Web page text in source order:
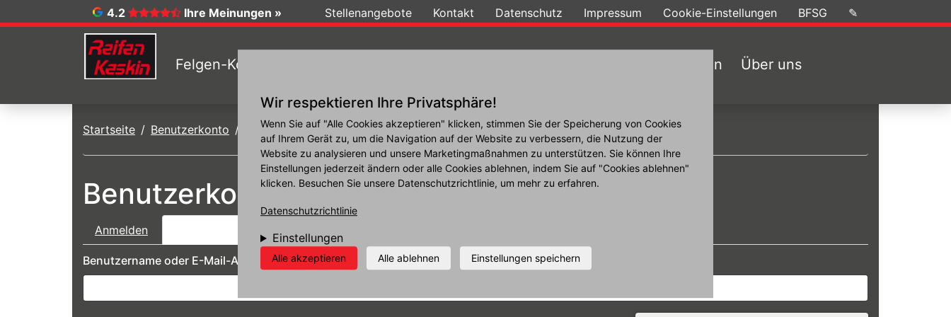
Wir respektieren Ihre Privatsphäre!
Wenn Sie auf "Alle Cookies akzeptieren" klicken, stimmen Sie der Speicherung von Cookies
auf Ihrem Gerät zu, um die Navigation auf der Website zu verbessern, die Nutzung der
Website zu analysieren und unsere Marketingmaßnahmen zu unterstützen. Sie können Ihre
Einstellungen jederzeit ändern oder alle Cookies ablehnen, indem Sie auf "Cookies ablehnen"
klicken. Besuchen Sie unsere Datenschutzrichtlinie, um mehr zu erfahren.
Datenschutzrichtlinie
Einstellungen
Alle akzeptieren Alle ablehnen Einstellungen speichern
Felgen-Konfigurator Firmenwagen Über uns
Stellenangebote Kontakt Datenschutz Impressum Cookie-Einstellungen BFSG ✎
4.2 Ihre Meinungen »
Startseite Benutzerkonto Neues Passwort anfordern
Benutzerkonto
Haupt-Reiter
Anmelden Neues Passwort anfordern
Benutzername oder E-Mail-Adresse*